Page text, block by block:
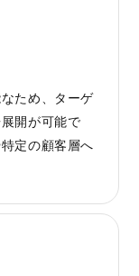
ため、ターゲ
開が可能で
定の顧客層へ